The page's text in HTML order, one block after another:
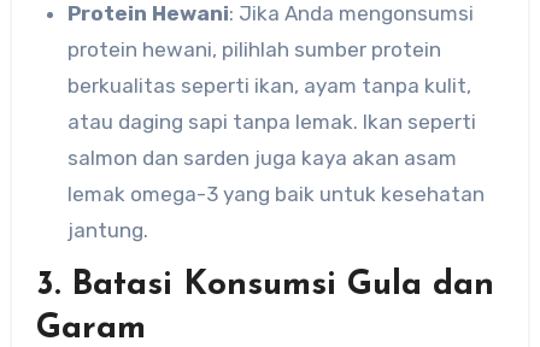
Protein Hewani: Jika Anda mengonsumsi
protein hewani, pilihlah sumber protein
berkualitas seperti ikan, ayam tanpa kulit,
atau daging sapi tanpa lemak. Ikan seperti
salmon dan sarden juga kaya akan asam
lemak omega-3 yang baik untuk kesehatan
jantung.
3. Batasi Konsumsi Gula dan
Garam